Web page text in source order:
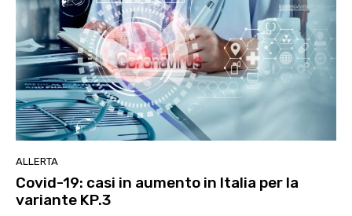
ALLERTA
Covid-19: casi in aumento in Italia per la
variante KP.3